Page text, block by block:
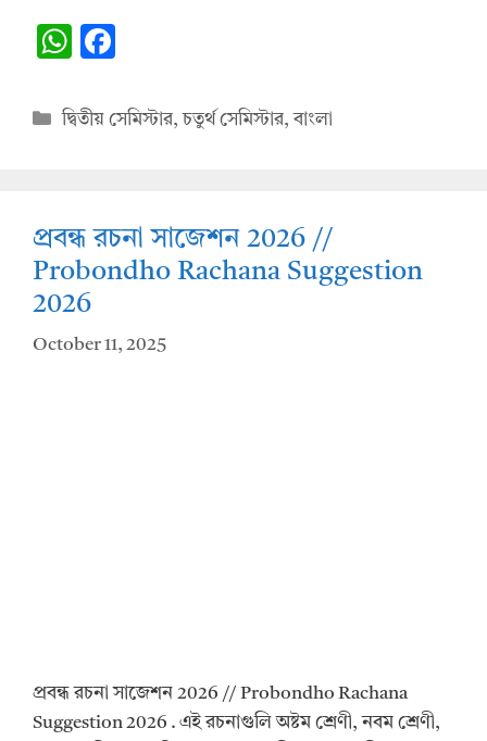
W
at
p
e
k
Categories
দ্বিতীয় সেমিস্টার,চতুর্থ সেমিস্টার,বাংলা
প্রবন্ধ রচনা সাজেশন 2026 //
Probondho Rachana Suggestion
2026
October 11, 2025
প্রবন্ধ রচনা সাজেশন 2026 // Probondho Rachana
Suggestion 2026 . এই রচনাগুলি অষ্টম শ্রেণী, নবম শ্রেণী,